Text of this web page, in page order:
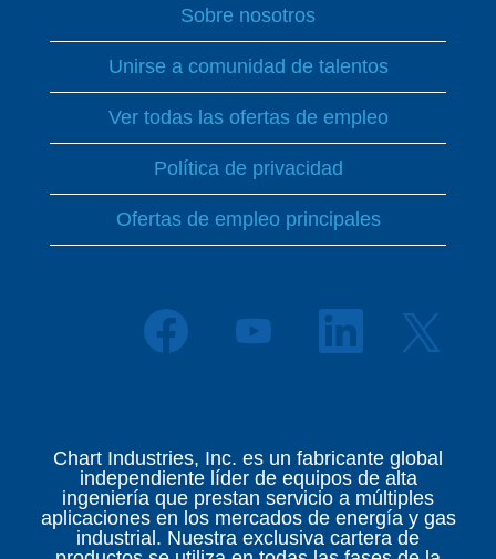
Sobre nosotros
Unirse a comunidad de talentos
Ver todas las ofertas de empleo
Política de privacidad
Ofertas de empleo principales
S
e
n
u
n
a
p
e
n
u
n
a
p
e
S
a
n
u
n
a
p
e
S
e
n
u
n
a
p
Chart Industries, Inc. es un fabricante global
independiente líder de equipos de alta
ingeniería que prestan servicio a múltiples
aplicaciones en los mercados de energía y gas
industrial. Nuestra exclusiva cartera de